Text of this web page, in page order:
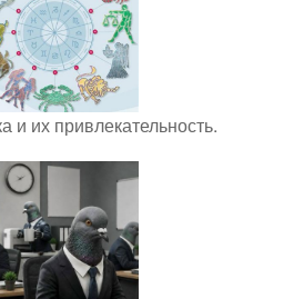
и их привлекательность.